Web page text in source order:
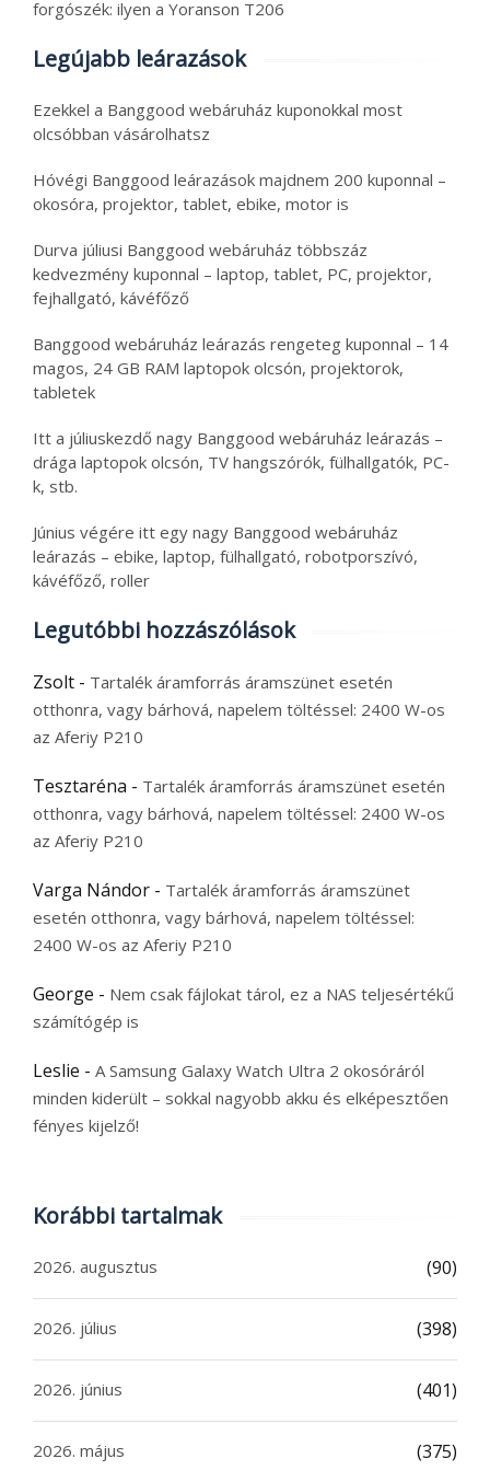
forgószék: ilyen a Yoranson T206
Legújabb leárazások
Ezekkel a Banggood webáruház kuponokkal most
olcsóbban vásárolhatsz
Hóvégi Banggood leárazások majdnem 200 kuponnal –
okosóra, projektor, tablet, ebike, motor is
Durva júliusi Banggood webáruház többszáz
kedvezmény kuponnal – laptop, tablet, PC, projektor,
fejhallgató, kávéfőző
Banggood webáruház leárazás rengeteg kuponnal – 14
magos, 24 GB RAM laptopok olcsón, projektorok,
tabletek
Itt a júliuskezdő nagy Banggood webáruház leárazás –
drága laptopok olcsón, TV hangszórók, fülhallgatók, PC-
k, stb.
Június végére itt egy nagy Banggood webáruház
leárazás – ebike, laptop, fülhallgató, robotporszívó,
kávéfőző, roller
Legutóbbi hozzászólások
Zsolt - Tartalék áramforrás áramszünet esetén
otthonra, vagy bárhová, napelem töltéssel: 2400 W-os
az Aferiy P210
Tesztaréna - Tartalék áramforrás áramszünet esetén
otthonra, vagy bárhová, napelem töltéssel: 2400 W-os
az Aferiy P210
Varga Nándor - Tartalék áramforrás áramszünet
esetén otthonra, vagy bárhová, napelem töltéssel:
2400 W-os az Aferiy P210
George - Nem csak fájlokat tárol, ez a NAS teljesértékű
számítógép is
Leslie - A Samsung Galaxy Watch Ultra 2 okosóráról
minden kiderült – sokkal nagyobb akku és elképesztően
fényes kijelző!
Korábbi tartalmak
2026. augusztus (90)
2026. július (398)
2026. június (401)
2026. május (375)